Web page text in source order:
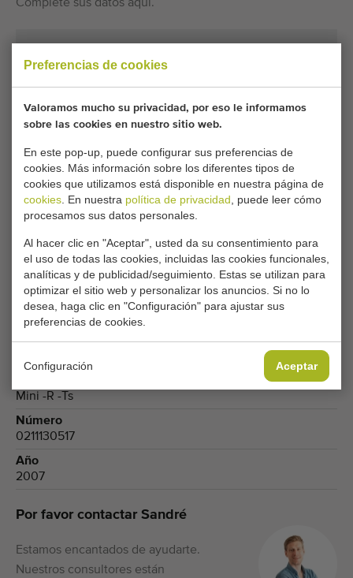
Preferencias de cookies
Valoramos mucho su privacidad, por eso le informamos
sobre las cookies en nuestro sitio web.
En este pop-up, puede configurar sus preferencias de
cookies. Más información sobre los diferentes tipos de
cookies que utilizamos está disponible en nuestra página de
cookies . En nuestra política de privacidad , puede leer cómo
procesamos sus datos personales.
Al hacer clic en "Aceptar", usted da su consentimiento para
el uso de todas las cookies, incluidas las cookies funcionales,
analíticas y de publicidad/seguimiento. Estas se utilizan para
optimizar el sitio web y personalizar los anuncios. Si no lo
desea, haga clic en "Configuración" para ajustar sus
preferencias de cookies.
Configuración Aceptar
Complete sus datos aquí.
Tipo
Marca
Cyklop - Cybutec Bundling Machines
Grupo de productos
Máquinas de procesamiento
Producir
Mini -R -Ts
Número
0211130517
Año
2007
Por favor contactar Sandré
Estamos encantados de ayudarte.
Nuestros consultores están